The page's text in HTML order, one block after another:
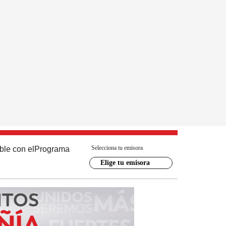
con el Programa Selecciona tu emisora
Elige tu emisora